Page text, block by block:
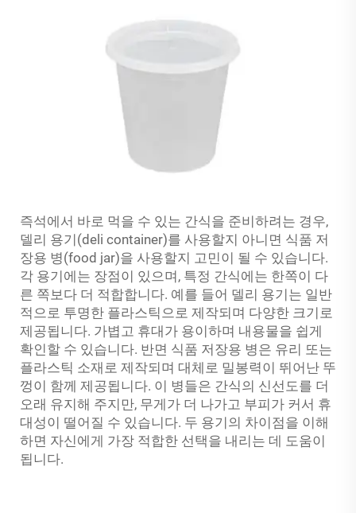
즉석에서 바로 먹을 수 있는 간식을 준비하려는 경우,
델리 용기(deli container)를 사용할지 아니면 식품 저
장용 병(food jar)을 사용할지 고민이 될 수 있습니다.
각 용기에는 장점이 있으며, 특정 간식에는 한쪽이 다
른 쪽보다 더 적합합니다. 예를 들어 델리 용기는 일반
적으로 투명한 플라스틱으로 제작되며 다양한 크기로
제공됩니다. 가볍고 휴대가 용이하며 내용물을 쉽게
확인할 수 있습니다. 반면 식품 저장용 병은 유리 또는
플라스틱 소재로 제작되며 대체로 밀봉력이 뛰어난 뚜
껑이 함께 제공됩니다. 이 병들은 간식의 신선도를 더
오래 유지해 주지만, 무게가 더 나가고 부피가 커서 휴
대성이 떨어질 수 있습니다. 두 용기의 차이점을 이해
하면 자신에게 가장 적합한 선택을 내리는 데 도움이
됩니다.